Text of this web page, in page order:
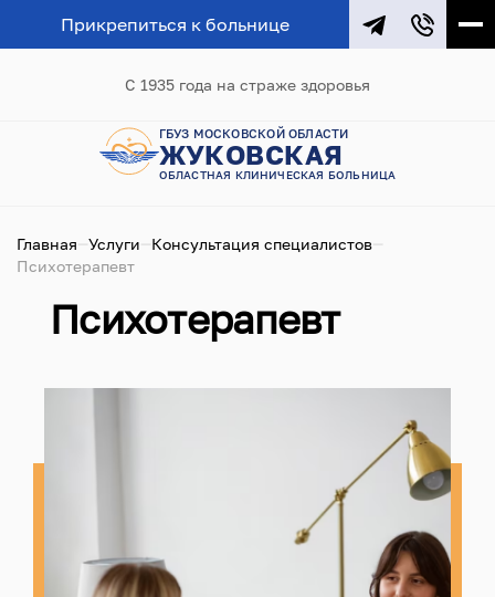
Прикрепиться к больнице
С 1935 года на страже здоровья
ГБУЗ МОСКОВСКОЙ ОБЛАСТИ
ЖУКОВСКАЯ
ОБЛАСТНАЯ КЛИНИЧЕСКАЯ БОЛЬНИЦА
Главная Услуги
Консультация специалистов
Психотерапевт
Психотерапевт